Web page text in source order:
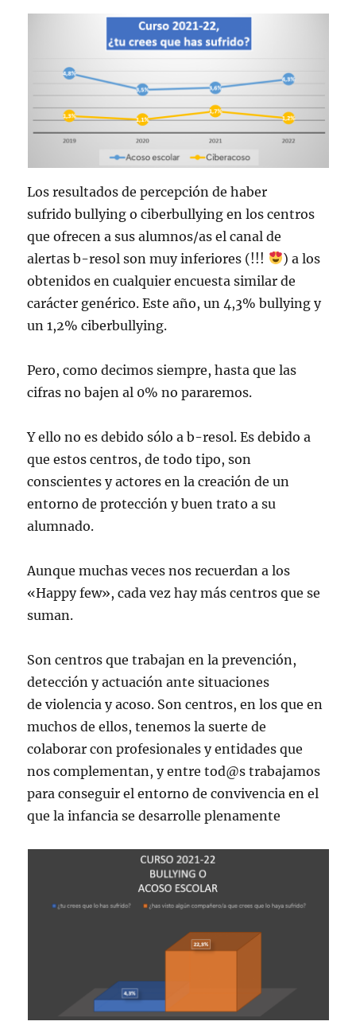
Los resultados de percepción de haber
sufrido bullying o ciberbullying en los centros
que ofrecen a sus alumnos/as el canal de
alertas b-resol son muy inferiores (!!!
) a los
obtenidos en cualquier encuesta similar de
carácter genérico. Este año, un 4,3% bullying y
un 1,2% ciberbullying.
Pero, como decimos siempre, hasta que las
cifras no bajen al 0% no pararemos.
Y ello no es debido sólo a b-resol. Es debido a
que estos centros, de todo tipo, son
conscientes y actores en la creación de un
entorno de protección y buen trato a su
alumnado.
Aunque muchas veces nos recuerdan a los
«Happy few», cada vez hay más centros que se
suman.
Son centros que trabajan en la prevención,
detección y actuación ante situaciones
de violencia y acoso. Son centros, en los que en
muchos de ellos, tenemos la suerte de
colaborar con profesionales y entidades que
nos complementan, y entre tod@s trabajamos
para conseguir el entorno de convivencia en el
que la infancia se desarrolle plenamente